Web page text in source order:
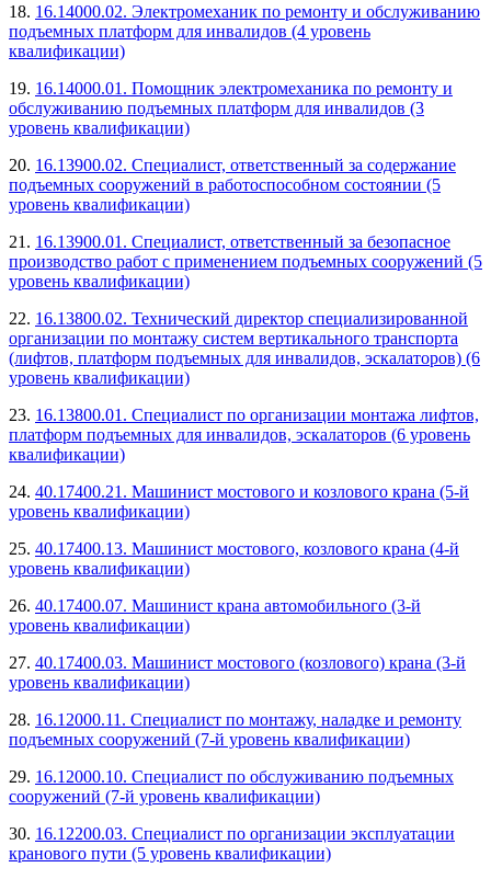
18. 16.14000.02. Электромеханик по ремонту и обслуживанию
подъемных платформ для инвалидов (4 уровень
квалификации)
19. 16.14000.01. Помощник электромеханика по ремонту и
обслуживанию подъемных платформ для инвалидов (3
уровень квалификации)
20. 16.13900.02. Специалист, ответственный за содержание
подъемных сооружений в работоспособном состоянии (5
уровень квалификации)
21. 16.13900.01. Специалист, ответственный за безопасное
производство работ с применением подъемных сооружений (5
уровень квалификации)
22. 16.13800.02. Технический директор специализированной
организации по монтажу систем вертикального транспорта
(лифтов, платформ подъемных для инвалидов, эскалаторов) (6
уровень квалификации)
23. 16.13800.01. Специалист по организации монтажа лифтов,
платформ подъемных для инвалидов, эскалаторов (6 уровень
квалификации)
24. 40.17400.21. Машинист мостового и козлового крана (5-й
уровень квалификации)
25. 40.17400.13. Машинист мостового, козлового крана (4-й
уровень квалификации)
26. 40.17400.07. Машинист крана автомобильного (3-й
уровень квалификации)
27. 40.17400.03. Машинист мостового (козлового) крана (3-й
уровень квалификации)
28. 16.12000.11. Специалист по монтажу, наладке и ремонту
подъемных сооружений (7-й уровень квалификации)
29. 16.12000.10. Специалист по обслуживанию подъемных
сооружений (7-й уровень квалификации)
30. 16.12200.03. Специалист по организации эксплуатации
кранового пути (5 уровень квалификации)